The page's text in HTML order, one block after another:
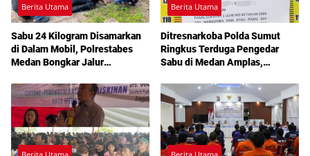
Berita Utama
Sabu 24 Kilogram Disamarkan
di Dalam Mobil, Polrestabes
Medan Bongkar Jalur
Berita Utama
Ditresnarkoba Polda Sumut
Ringkus Terduga Pengedar
Sabu di Medan Amplas,